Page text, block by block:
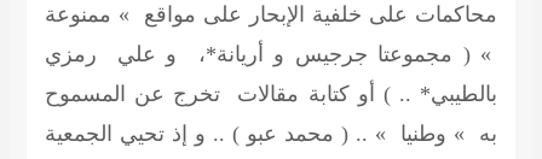
محاكمات على خلفية الإبحار على مواقع » ممنوعة
» ( مجموعتا جرجيس و أريانة*، و علي رمزي
بالطيبي* .. ) أو كتابة مقالات تخرج عن المسموح
به » وطنيا » .. ( محمد عبو ) .. و إذ تحيي الجمعية